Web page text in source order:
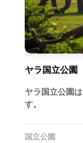
ヤラ国立公園
ヤラ国立公園
す。
国立公園